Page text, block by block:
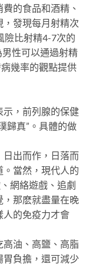
的食品和酒精、
發現每月射精次
險比射精4-7次的
性可以通過射精
幾率的觀點提供
示，前列腺的保健
歸真”。具體的做
出而作，日落而
當然，現代人的
網絡遊戲、追劇
，那麽就盡量在晚
人的免疫力才會
油、高鹽、高脂
胃負擔，還可減少